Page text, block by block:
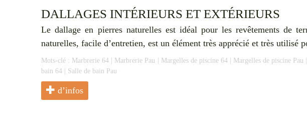
DALLAGES INTÉRIEURS ET EXTÉRIEURS
Le dallage en pierres naturelles est idéal pour les revêtements de
naturelles, facile d’entretien, est un élément très apprécié et très
Mots-clé : Marbrerie 64 | Marbrerie Pau | Margelles de piscine 64| Margelles de piscine Pau |
bain 64 | Salle de bain Pau
d’infos